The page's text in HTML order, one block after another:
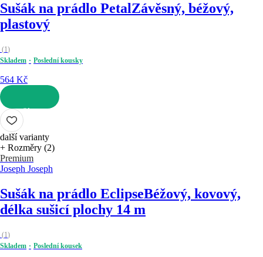
Sušák na prádlo Petal Závěsný, béžový,
plastový
(1)
Skladem
Poslední kousky
564 Kč
DO KOŠÍKU
další varianty
+ Rozměry (2)
Premium
Joseph Joseph
Sušák na prádlo EclipseBéžový, kovový,
délka sušicí plochy 14 m
(1)
Skladem
Poslední kousek